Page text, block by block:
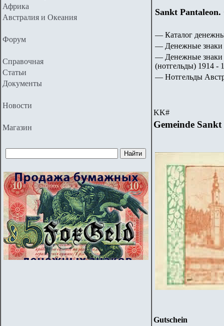
Африка
Австралия и Океания
Форум
Справочная
Статьи
Документы
Новости
Магазин
Sankt
— Каталог
— Денежные знаки
— Денежные знаки
(нотгельды) 1914 -
— Нотгельды
KK#
Gemeinde
Gutschein